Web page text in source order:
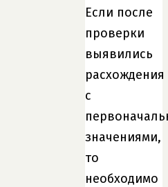
Если после
проверки
выявились
расхождения
с
значениями,
то
необходимо